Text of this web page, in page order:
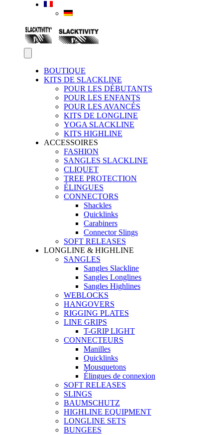
BOUTIQUE
KITS DE SLACKLINE
POUR LES DÉBUTANTS
POUR LES ENFANTS
POUR LES AVANCÉS
KITS DE LONGLINE
YOGA SLACKLINE
KITS HIGHLINE
ACCESSOIRES
FASHION
SANGLES SLACKLINE
CLIQUET
TREE PROTECTION
ÉLINGUES
CONNECTORS
Shackles
Quicklinks
Carabiners
Connector Slings
SOFT RELEASES
LONGLINE & HIGHLINE
SANGLES
Sangles Slackline
Sangles Longlines
Sangles Highlines
WEBLOCKS
HANGOVERS
RIGGING PLATES
LINE GRIPS
T-GRIP LIGHT
CONNECTEURS
Manilles
Quicklinks
Mousquetons
Élingues de connexion
SOFT RELEASES
SLINGS
BAUMSCHUTZ
HIGHLINE EQUIPMENT
LONGLINE SETS
BUNGEES